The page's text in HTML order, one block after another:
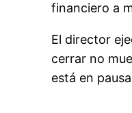
financiero a
El director
cerrar no
está en